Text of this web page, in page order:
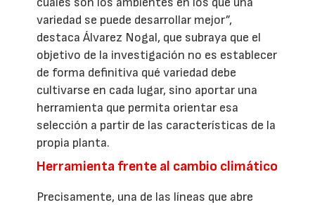
variedad se puede desarrollar mejor”,
destaca Álvarez Nogal, que subraya que el
objetivo de la investigación no es establecer
de forma definitiva qué variedad debe
cultivarse en cada lugar, sino aportar una
herramienta que permita orientar esa
selección a partir de las características de la
propia planta.
Herramienta frente al cambio climático
Precisamente, una de las líneas que abre